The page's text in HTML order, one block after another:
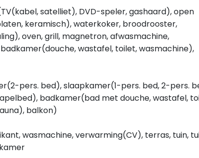
satelliet), DVD-speler, gashaard), open
keramisch), waterkoker, broodrooster,
oven, grill, magnetron, afwasmachine,
wastafel, toilet, wasmachine),
pers. bed), slaapkamer(1-pers. bed, 2-pers.
badkamer(bad met douche, wastafel,
balkon)
wasmachine, verwarming(CV), terras, tuin,